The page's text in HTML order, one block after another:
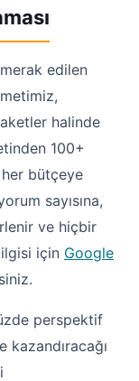
edilen
halinde
100+
bütçeye
sayısına,
ve hiçbir
için Google
perspektif